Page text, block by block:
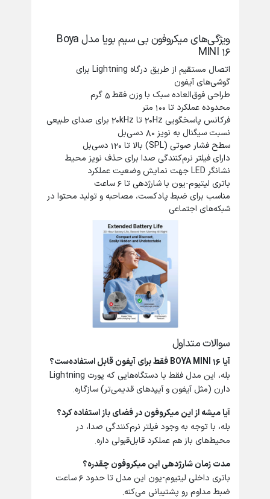
ویژگی‌های میکروفون بی سیم بویا مدل Boya
MINI 16
اتصال مستقیم از طریق درگاه Lightning برای
گوشی‌های آیفون
طراحی فوق‌العاده سبک با وزن فقط ۵ گرم
محدوده عملکرد تا ۱۰۰ متر
فرکانس پاسخگویی ۲۰Hz تا ۲۰kHz برای صدای طبیعی
نسبت سیگنال به نویز ۸۰ دسی‌بل
سطح فشار صوتی (SPL) بالا تا ۱۲۰ دسی‌بل
دارای فیلتر نرم‌کنندگی صدا برای حذف نویز محیط
نشانگر LED جهت نمایش وضعیت عملکرد
باتری لیتیوم-یون با شارژدهی تا ۶ ساعت
مناسب برای ضبط پادکست، مصاحبه و تولید محتوا در
شبکه‌های اجتماعی
سوالات متداول
آیا
فقط برای آیفون قابل استفاده‌ست؟
بله، این مدل فقط با دستگاه‌هایی که پورت Lightning
دارن (مثل آیفون و آیپدهای قدیمی‌تر) سازگاره.
آیا میشه از این میکروفون در فضای باز استفاده کرد؟
بله، با توجه به وجود فیلتر نرم‌کنندگی صدا، در
محیط‌های باز هم عملکرد قابل‌قبولی داره.
مدت زمان شارژدهی این میکروفون چقدره؟
باتری داخلی لیتیوم-یون این مدل تا حدود ۶ ساعت
ضبط مداوم رو پشتیبانی می‌کنه.